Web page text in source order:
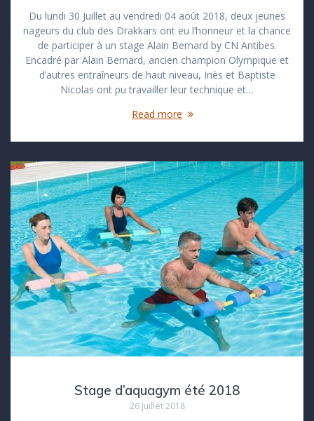
Du lundi 30 Juillet au vendredi 04 août 2018, deux jeunes
nageurs du club des Drakkars ont eu l’honneur et la chance
de participer à un stage Alain Bernard by CN Antibes.
Encadré par Alain Bernard, ancien champion Olympique et
d’autres entraîneurs de haut niveau, Inès et Baptiste
Nicolas ont pu travailler leur technique et…
Read more
Stage d’aquagym été 2018
26 juillet 2018